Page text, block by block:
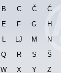
B C Č Ć
E F G H
L LJ M N
Q R S Š
W X Y Z